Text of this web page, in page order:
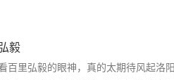
毅
百里弘毅的眼神，真的太期待风起